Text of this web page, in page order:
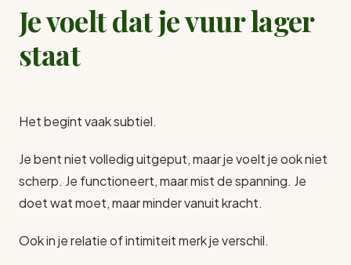
Je voelt dat je vuur lager
staat
Het begint vaak subtiel.
Je bent niet volledig uitgeput, maar je voelt je ook niet
scherp. Je functioneert, maar mist de spanning. Je
doet wat moet, maar minder vanuit kracht.
Ook in je relatie of intimiteit merk je verschil.